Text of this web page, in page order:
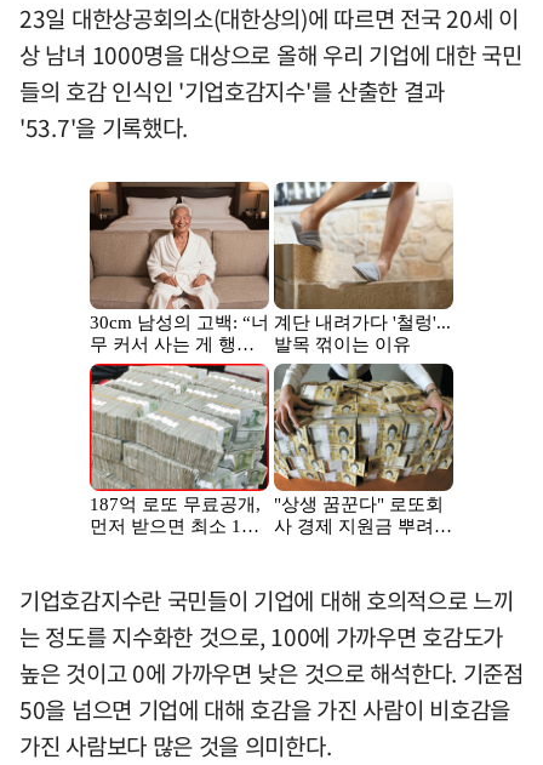
23일 대한상공회의소(대한상의)에 따르면 전국 20세 이
상 남녀 1000명을 대상으로 올해 우리 기업에 대한 국민
들의 호감 인식인 '기업호감지수'를 산출한 결과
'53.7'을 기록했다.
기업호감지수란 국민들이 기업에 대해 호의적으로 느끼
는 정도를 지수화한 것으로, 100에 가까우면 호감도가
높은 것이고 0에 가까우면 낮은 것으로 해석한다. 기준점
50을 넘으면 기업에 대해 호감을 가진 사람이 비호감을
가진 사람보다 많은 것을 의미한다.